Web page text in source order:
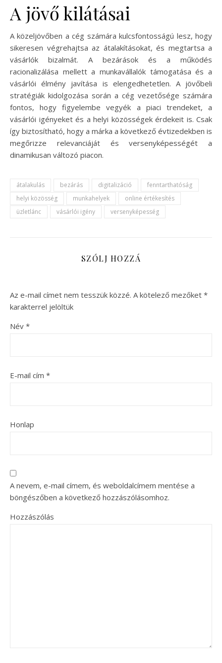
A jövő kilátásai
A közeljövőben a cég számára kulcsfontosságú lesz, hogy
sikeresen végrehajtsa az átalakításokat, és megtartsa a
vásárlók bizalmát. A bezárások és a működés
racionalizálása mellett a munkavállalók támogatása és a
vásárlói élmény javítása is elengedhetetlen. A jövőbeli
stratégiák kidolgozása során a cég vezetősége számára
fontos, hogy figyelembe vegyék a piaci trendeket, a
vásárlói igényeket és a helyi közösségek érdekeit is. Csak
így biztosítható, hogy a márka a következő évtizedekben is
megőrizze relevanciáját és versenyképességét a
dinamikusan változó piacon.
átalakulás bezárás digitalizáció
fenntarthatóság
helyi közösség
munkahelyek
online értékesítés
üzletlánc
vásárlói igény versenyképesség
SZÓLJ HOZZÁ
Az e-mail címet nem tesszük közzé. A kötelező mezőket *
karakterrel jelöltük
Név *
E-mail cím *
Honlap
A nevem, e-mail címem, és weboldalcímem mentése a
böngészőben a következő hozzászólásomhoz.
Hozzászólás